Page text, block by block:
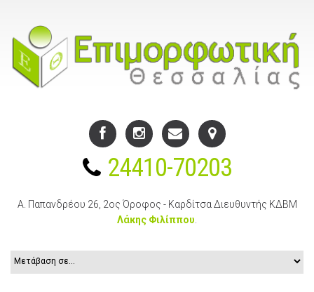
24410-70203
Α. Παπανδρέου 26, 2ος Όροφος - Καρδίτσα Διευθυντής ΚΔΒΜ
Λάκης Φιλίππου